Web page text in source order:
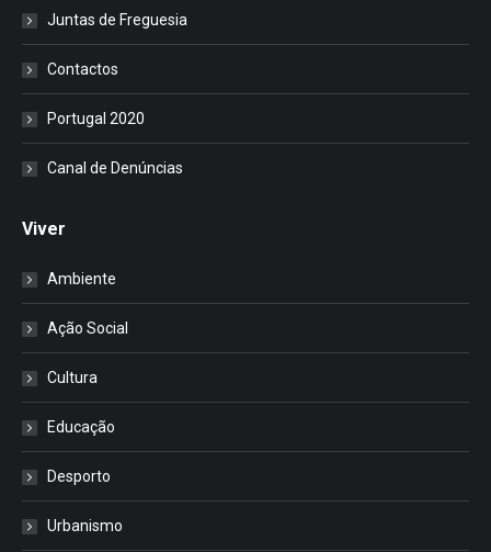
Juntas de Freguesia
Contactos
Portugal 2020
Canal de Denúncias
Viver
Ambiente
Ação Social
Cultura
Educação
Desporto
Urbanismo